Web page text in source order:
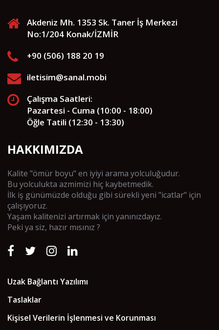
Akdeniz Mh. 1353 Sk. Taner İş Merkezi
No:1/204 Konak/İZMİR
+90 (506) 188 20 19
iletisim@sanal.mobi
Çalışma Saatleri:
Pazartesi - Cuma (10:00 - 18:00)
Öğle Tatili (12:30 - 13:30)
HAKKIMIZDA
Kalite "ömür boyu" en iyiyi arama yolculuğudur.
Bu yolculukta azmimizi hiç kaybetmedik.
İlk iş günümüzde olduğu gibi sürekli yeni "icatlar" için
çalışıyoruz.
Yaşam kalitenizi artırmak için yanınızdayız.
Peki ya siz, hazır mısınız ?
Uzak Bağlantı Yazılımı
Taslaklar
Kişisel Verilerin İşlenmesi ve Korunması